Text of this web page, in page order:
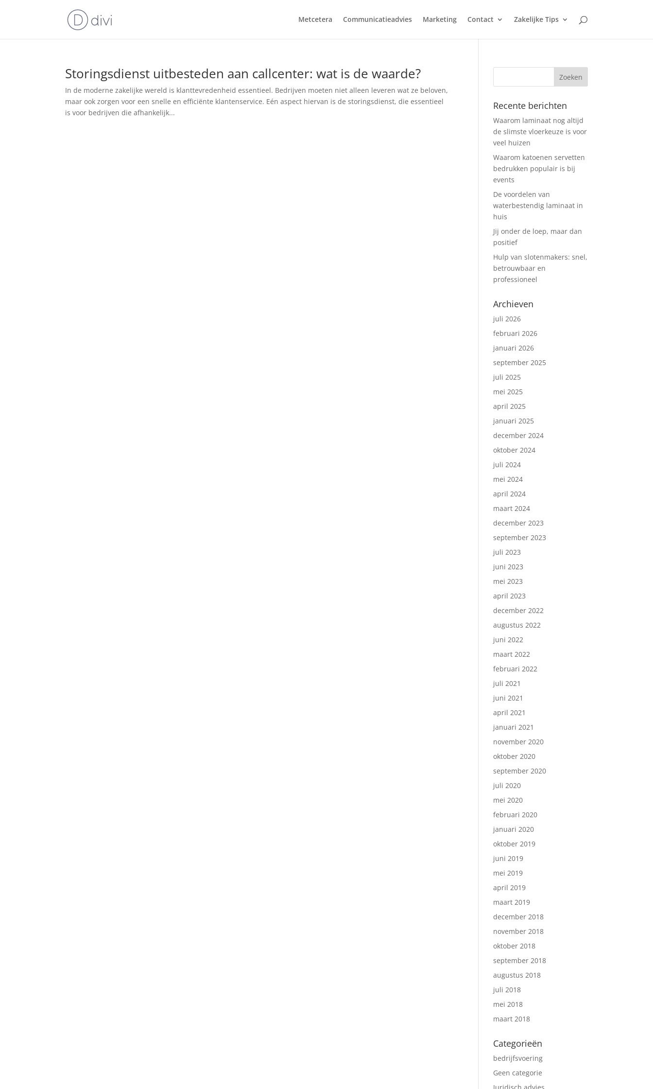
Metcetera Communicatieadvies Marketing Contact Zakelijke Tips
Storingsdienst uitbesteden aan callcenter: wat is de waarde?
In de moderne zakelijke wereld is klanttevredenheid essentieel. Bedrijven moeten niet alleen leveren wat ze beloven,
maar ook zorgen voor een snelle en efficiënte klantenservice. Eén aspect hiervan is de storingsdienst, die essentieel
is voor bedrijven die afhankelijk...
Recente berichten
Waarom laminaat nog altijd
de slimste vloerkeuze is voor
veel huizen
Waarom katoenen servetten
bedrukken populair is bij
events
De voordelen van
waterbestendig laminaat in
huis
Jij onder de loep, maar dan
positief
Hulp van slotenmakers: snel,
betrouwbaar en
professioneel
Archieven
juli 2026
februari 2026
januari 2026
september 2025
juli 2025
mei 2025
april 2025
januari 2025
december 2024
oktober 2024
juli 2024
mei 2024
april 2024
maart 2024
december 2023
september 2023
juli 2023
juni 2023
mei 2023
april 2023
december 2022
augustus 2022
juni 2022
maart 2022
februari 2022
juli 2021
juni 2021
april 2021
januari 2021
november 2020
oktober 2020
september 2020
juli 2020
mei 2020
februari 2020
januari 2020
oktober 2019
juni 2019
mei 2019
april 2019
maart 2019
december 2018
november 2018
oktober 2018
september 2018
augustus 2018
juli 2018
mei 2018
maart 2018
Categorieën
bedrijfsvoering
Geen categorie